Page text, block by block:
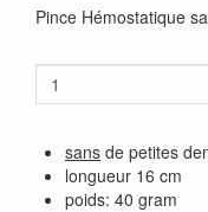
Pince Hémostatique
sans de petites
longueur 16 cm
poids: 40 gram